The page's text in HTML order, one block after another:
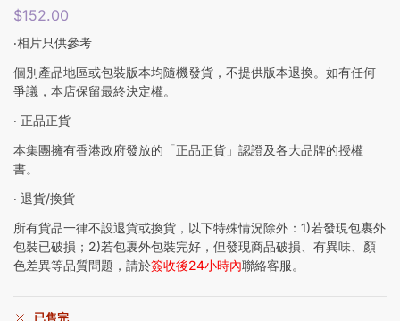
$152.00
‧相片只供參考
個別產品地區或包裝版本均隨機發貨，不提供版本退換。如有任何
爭議，本店保留最終決定權。
‧ 正品正貨
本集團擁有香港政府發放的「正品正貨」認證及各大品牌的授權
書。
‧ 退貨/換貨
所有貨品一律不設退貨或換貨，以下特殊情況除外：1)若發現包裹外
包裝已破損；2)若包裹外包裝完好，但發現商品破損、有異味、顏
色差異等品質問題，請於簽收後24小時內聯絡客服。
已售完